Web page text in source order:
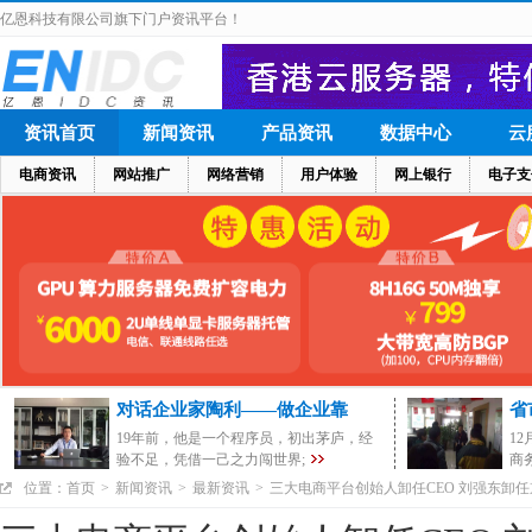
亿恩科技有限公司旗下门户资讯平台！
资讯首页
电商资讯 网站推广 网络营销 用户体验 网上银行 电子
新闻资讯 产品资讯 数据中心 云
对话企业家陶利——做企业靠
19年前，他是一个程序员，初出茅庐，经
验不足，凭借一己之力闯世界;
省
12
商
位置： 首页 > 新闻资讯 > 最新资讯 > 三大电商平台创始人卸任CEO 刘强东卸